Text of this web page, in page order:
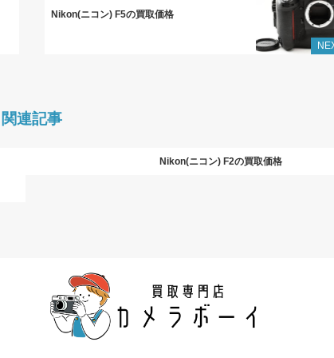
Nikon(ニコン) F5の買取価格
関連記事
Nikon(ニコン) F2の買取価格